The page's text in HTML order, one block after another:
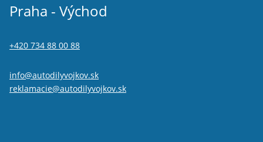
Praha - Východ
+420 734 88 00 88
info@autodilyvojkov.sk
reklamacie@autodilyvojkov.sk